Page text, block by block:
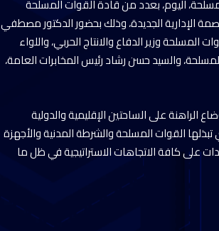
اليوم، بعدد من قادة القوات المسلحة
الإدارية الجديدة، وذلك بحضور الدكتور مصطفي
وزير الدفاع والانتاج الحربي، واللواء
والسيد حسن رشاد رئيس المخابرات العامة،
الراهنة على الساحتين الإقليمية والدولية
القوات المسلحة والشرطة المدنية والأجهزة
على كافة الاتجاهات الاستراتيجية في ظل ما